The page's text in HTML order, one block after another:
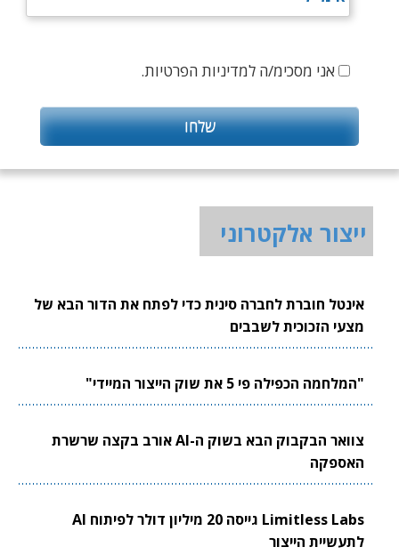
אני מסכימ/ה למדיניות הפרטיות.
ייצור אלקטרוני
אינטל חוברת לחברה סינית כדי לפתח את הדור הבא של
מצעי הזכוכית לשבבים
"המלחמה הכפילה פי 5 את שוק הייצור המיידי"
צוואר הבקבוק הבא בשוק ה-AI אורב בקצה שרשרת
האספקה
Limitless Labs גייסה 20 מיליון דולר לפיתוח AI
לתעשיית הייצור